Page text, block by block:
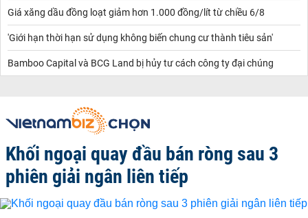
Giá xăng dầu đồng loạt giảm hơn 1.000 đồng/lít từ chiều 6/8
'Giới hạn thời hạn sử dụng không biến chung cư thành tiêu sản'
Bamboo Capital và BCG Land bị hủy tư cách công ty đại chúng
Khối ngoại quay đầu bán ròng sau 3
phiên giải ngân liên tiếp